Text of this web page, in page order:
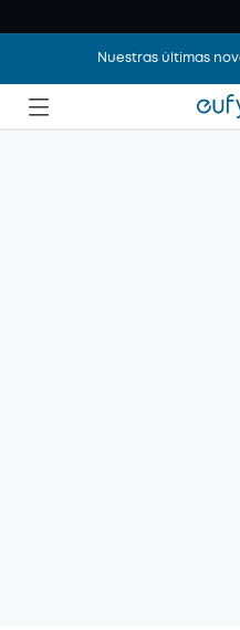
Nuestras últimas